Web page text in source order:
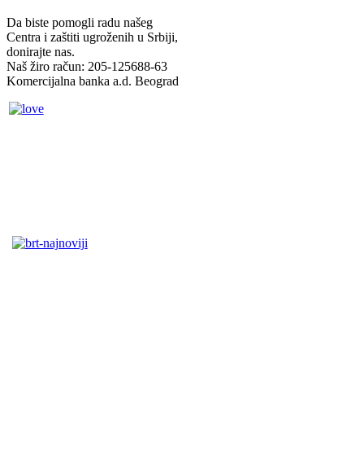
Da biste pomogli radu našeg
Centra i zaštiti ugroženih u Srbiji,
donirajte nas.
Naš žiro račun: 205-125688-63
Komercijalna banka a.d. Beograd